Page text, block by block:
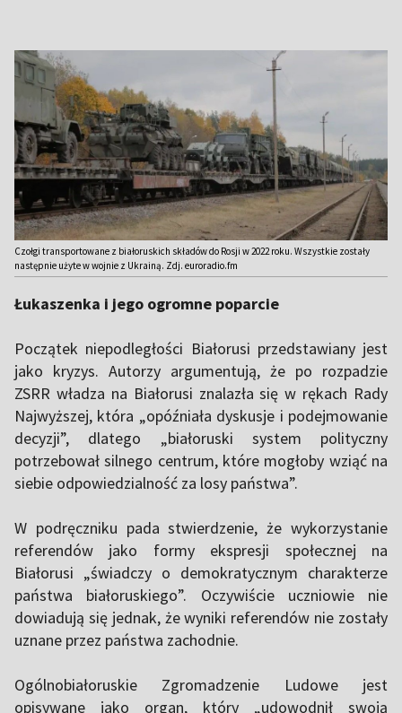
Czołgi transportowane z białoruskich składów do Rosji w 2022 roku. Wszystkie zostały
następnie użyte w wojnie z Ukrainą. Zdj. euroradio.fm
Łukaszenka i jego ogromne poparcie
Początek niepodległości Białorusi przedstawiany jest
jako kryzys. Autorzy argumentują, że po rozpadzie
ZSRR władza na Białorusi znalazła się w rękach Rady
Najwyższej, która „opóźniała dyskusje i podejmowanie
decyzji”, dlatego „białoruski system polityczny
potrzebował silnego centrum, które mogłoby wziąć na
siebie odpowiedzialność za losy państwa”.
W podręczniku pada stwierdzenie, że wykorzystanie
referendów jako formy ekspresji społecznej na
Białorusi „świadczy o demokratycznym charakterze
państwa białoruskiego”. Oczywiście uczniowie nie
dowiadują się jednak, że wyniki referendów nie zostały
uznane przez państwa zachodnie.
Ogólnobiałoruskie Zgromadzenie Ludowe jest
opisywane jako organ, który „udowodnił swoją